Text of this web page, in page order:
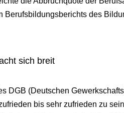
Berufsbildungsberichts des
sich breit
DGB (Deutschen
bis sehr zufrieden zu